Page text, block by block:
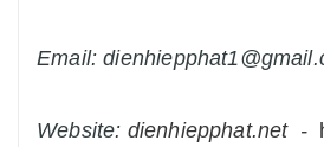
Email:
Website: dienhiepphat.net -